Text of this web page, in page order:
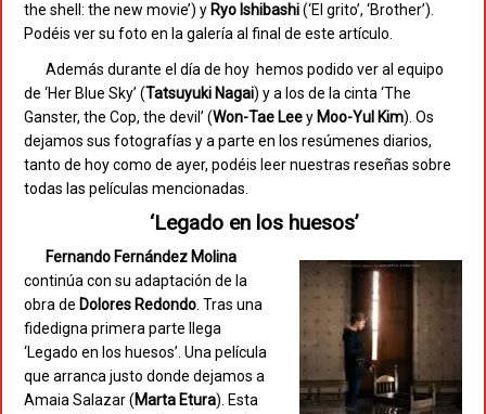
the shell: the new movie’) y Ryo Ishibashi(‘El grito’, ‘Brother’).
Podéis ver su foto en la galería al final de este artículo.
Además durante el día de hoy hemos podido ver al equipo
de ‘Her Blue Sky’ (Tatsuyuki Nagai) y a los de la cinta ‘The
Ganster, the Cop, the devil’ (Won-Tae Leey Moo-Yul Kim). Os
dejamos sus fotografías y a parte en los resúmenes diarios,
tanto de hoy como de ayer, podéis leer nuestras reseñas sobre
todas las películas mencionadas.
‘Legado en los huesos’
Fernando Fernández Molina
continúa con su adaptación de la
obra de Dolores Redondo. Tras una
fidedigna primera parte llega
‘Legado en los huesos’. Una película
que arranca justo donde dejamos a
Amaia Salazar (Marta Etura). Esta